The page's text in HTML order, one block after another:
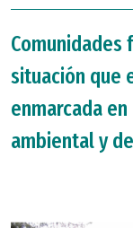
situación que
enmarcada
ambiental y